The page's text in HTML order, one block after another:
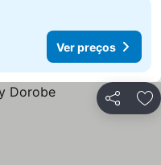
Ver preços
Partilhar